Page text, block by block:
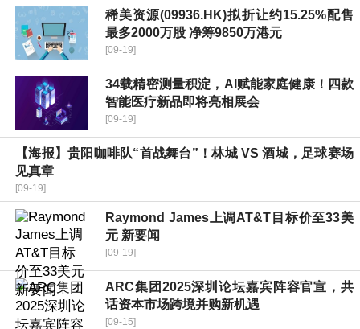
稀美资源(09936.HK)拟折让约15.25%配售
最多2000万股 净筹9850万港元
[09-19]
34载精密测量积淀，AI赋能家庭健康！四款
智能医疗新品即将亮相展会
[09-19]
【海报】贵阳咖啡队“首战舞台”！林城 VS 酒城，足球赛场
见真章
[09-19]
Raymond James上调AT&T目标价至33美
元 新要闻
[09-19]
ARC集团2025深圳论坛嘉宾阵容官宣，共
话资本市场跨境并购新机遇
[09-15]